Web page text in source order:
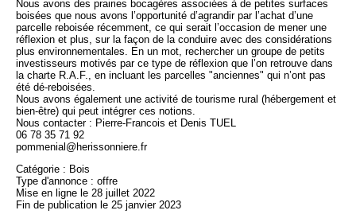
Nous avons des prairies bocagères associées à de petites surfaces
boisées que nous avons l’opportunité d’agrandir par l’achat d’une
parcelle reboisée récemment, ce qui serait l’occasion de mener une
réflexion et plus, sur la façon de la conduire avec des considérations
plus environnementales. En un mot, rechercher un groupe de petits
investisseurs motivés par ce type de réflexion que l’on retrouve dans
la charte R.A.F., en incluant les parcelles "anciennes" qui n’ont pas
été dé-reboisées.
Nous avons également une activité de tourisme rural (hébergement et
bien-être) qui peut intégrer ces notions.
Nous contacter : Pierre-Francois et Denis TUEL
06 78 35 71 92
pommenial@herissonniere.fr
Catégorie : Bois
Type d'annonce : offre
Mise en ligne le 28 juillet 2022
Fin de publication le 25 janvier 2023